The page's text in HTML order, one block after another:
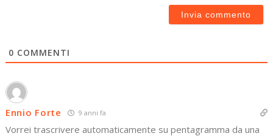
0 COMMENTI
Ennio Forte 9 anni fa
Vorrei trascrivere automaticamente su pentagramma da una